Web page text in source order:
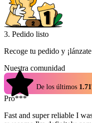
3. Pedido listo
Recoge tu pedido y
Nuestra comunidad
De los últimos
Pro***
Fast and super reliable I